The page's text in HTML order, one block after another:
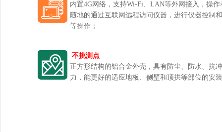
内置4G网络，支持Wi-Fi、LAN等外网接入，操作
随地的通过互联网远程访问仪器，进行仪器控制
等操作；
不挑测点
正方形结构的铝合金外壳，具有防尘、防水、抗
力，能更好的适应地板、侧壁和顶拱等部位的安